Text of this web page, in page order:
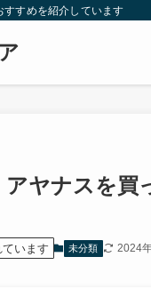
すめを紹介しています
ヤナスを買
います 未分類 2024